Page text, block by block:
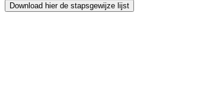
Download hier de stapsgewijze lijst